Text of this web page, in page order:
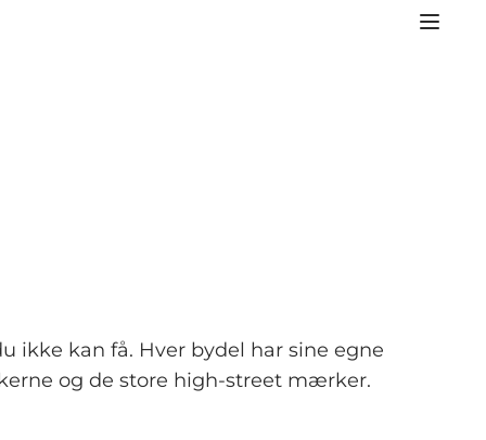
ikke kan få. Hver bydel har sine egne
og de store high-street mærker.